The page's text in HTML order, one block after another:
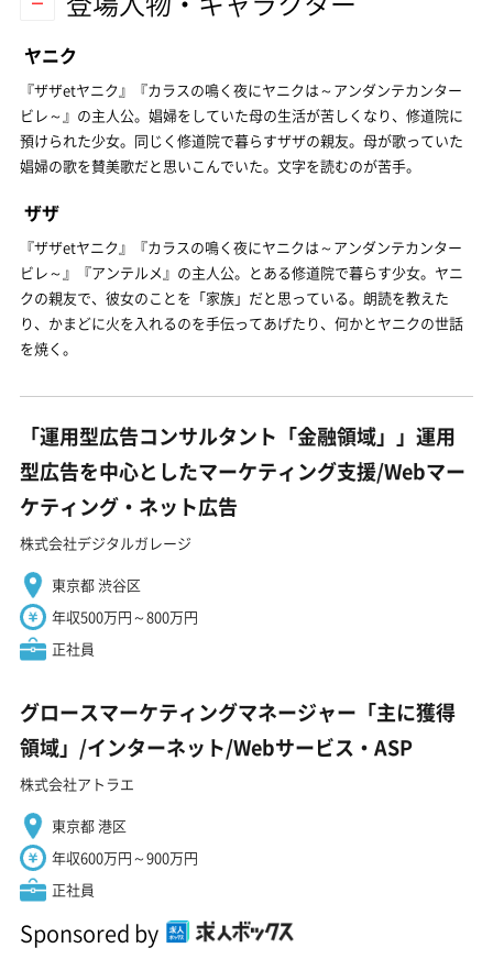
ヤニク
『ザザetヤニク』『カラスの鳴く夜にヤニクは～アンダンテカンター
ビレ～』の主人公。娼婦をしていた母の生活が苦しくなり、修道院に
預けられた少女。同じく修道院で暮らすザザの親友。母が歌っていた
娼婦の歌を賛美歌だと思いこんでいた。文字を読むのが苦手。
ザザ
『ザザetヤニク』『カラスの鳴く夜にヤニクは～アンダンテカンター
ビレ～』『アンテルメ』の主人公。とある修道院で暮らす少女。ヤニ
クの親友で、彼女のことを「家族」だと思っている。朗読を教えた
り、かまどに火を入れるのを手伝ってあげたり、何かとヤニクの世話
を焼く。
「運用型広告コンサルタント「金融領域」」運用
型広告を中心としたマーケティング支援/Webマー
ケティング・ネット広告
株式会社デジタルガレージ
東京都 渋谷区
年収500万円～800万円
正社員
グロースマーケティングマネージャー「主に獲得
領域」/インターネット/Webサービス・ASP
株式会社アトラエ
東京都 港区
年収600万円～900万円
正社員
Sponsored by